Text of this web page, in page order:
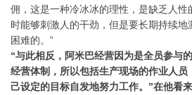
佣，这是一种冷冰冰的理性，是缺乏人
时能够刺激人的干劲，但是要长期持续地
困难的。”
“与此相反，阿米巴经营因为是全员参与
经营体制，所以包括生产现场的作业人员
己设定的目标自发地努力工作。”在他看